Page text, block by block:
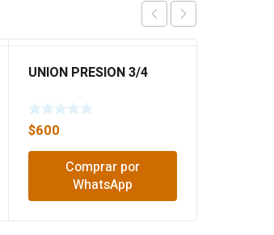
UNION PRESION 3/4
$600
Comprar por
WhatsApp